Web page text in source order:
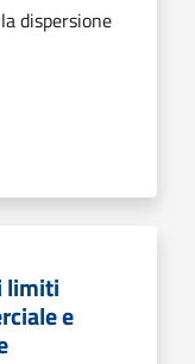
dispersione
limiti
e